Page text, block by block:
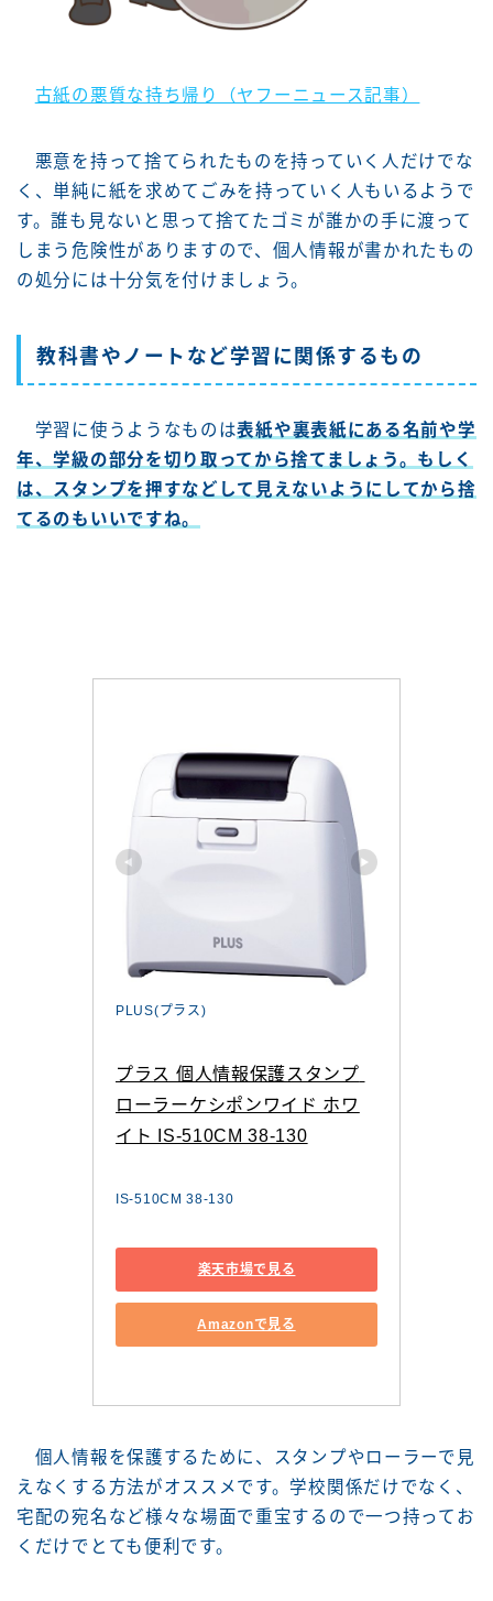
古紙の悪質な持ち帰り（ヤフーニュース記事）
悪意を持って捨てられたものを持っていく人だけでな
く、単純に紙を求めてごみを持っていく人もいるようで
す。誰も見ないと思って捨てたゴミが誰かの手に渡って
しまう危険性がありますので、個人情報が書かれたもの
の処分には十分気を付けましょう。
教科書やノートなど学習に関係するもの
学習に使うようなものは表紙や裏表紙にある名前や学
年、学級の部分を切り取ってから捨てましょう。もしく
は、スタンプを押すなどして見えないようにしてから捨
てるのもいいですね。
PLUS(プラス)
プラス 個人情報保護スタンプ
ローラーケシポンワイド ホワ
イト IS-510CM 38-130
IS-510CM 38-130
楽天市場で見る
Amazonで見る
個人情報を保護するために、スタンプやローラーで見
えなくする方法がオススメです。学校関係だけでなく、
宅配の宛名など様々な場面で重宝するので一つ持ってお
くだけでとても便利です。